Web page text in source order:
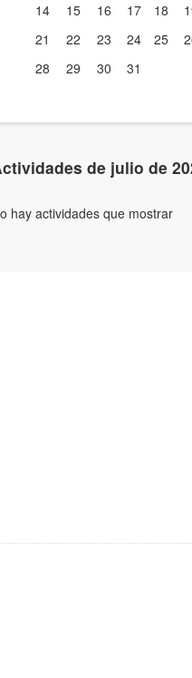
14
15 16 17 18
21
22 23 24 25
28
29 30 31
de julio de
hay actividades que mostrar